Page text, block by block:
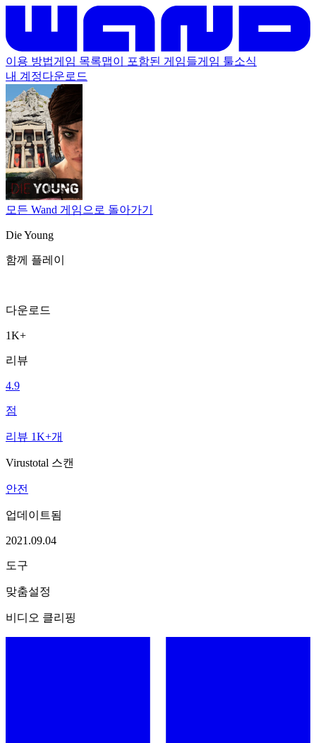
이용 방법게임 목록맵이 포함된 게임들게임 툴소식
내 계정다운로드
모든 Wand 게임으로 돌아가기
Die Young
함께 플레이
다운로드
1K+
리뷰
4.9
점
리뷰 1K+개
Virustotal 스캔
안전
업데이트됨
2021.09.04
도구
맞춤설정
비디오 클리핑